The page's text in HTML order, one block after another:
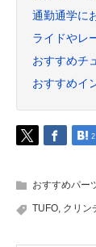
通勤通学に
ライドやレ
おすすめチ
おすすめイ
2
おすすめパー
TUFO, クリン